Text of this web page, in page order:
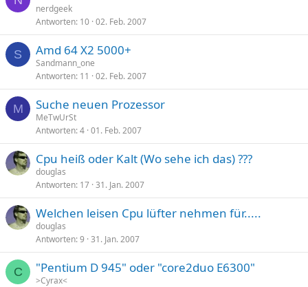
nerdgeek
Antworten 10 02. Feb. 2007
S Amd 64 X2 5000+
Sandmann_one
Antworten 11 02. Feb. 2007
M Suche neuen Prozessor
MeTwUrSt
Antworten 4 01. Feb. 2007
Cpu heiß oder Kalt (Wo sehe ich das) ???
douglas
Antworten 17 31. Jan. 2007
Welchen leisen Cpu lüfter nehmen für.....
douglas
Antworten 9 31. Jan. 2007
C "Pentium D 945" oder "core2duo E6300"
>Cyrax<